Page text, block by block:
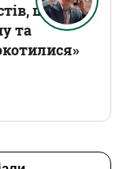
що
та